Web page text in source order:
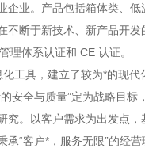
企业。产品包括箱体类、
不断于新技术、新产品开
管理体系认证和 CE 认证
工具，建立了较为*的现
安全与质量”定为战略目
究。以客户需求为出发点
承“客户*，服务无限”的经